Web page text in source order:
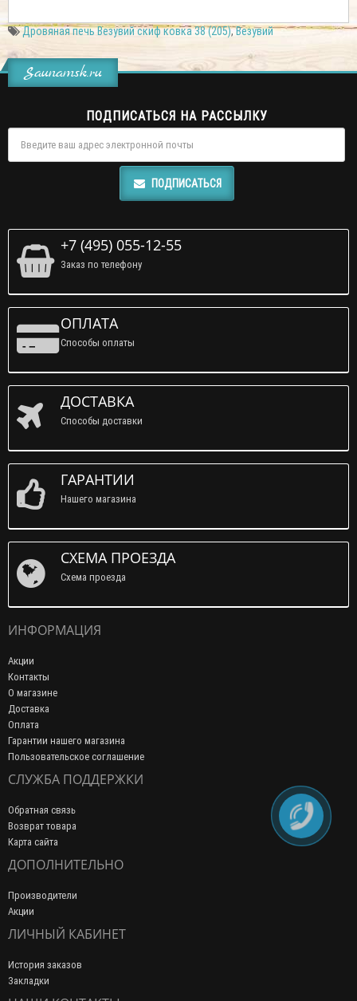
Дровяная печь Везувий скиф ковка 38 (205),Везувий
Saunamsk.ru
ПОДПИСАТЬСЯ НА РАССЫЛКУ
ПОДПИСАТЬСЯ
+7 (495) 055-12-55
Заказ по телефону
ОПЛАТА
Способы оплаты
ДОСТАВКА
Способы доставки
ГАРАНТИИ
Нашего магазина
СХЕМА ПРОЕЗДА
Схема проезда
ИНФОРМАЦИЯ
Акции
Контакты
О магазине
Доставка
Оплата
Гарантии нашего магазина
Пользовательское соглашение
СЛУЖБА ПОДДЕРЖКИ
Обратная связь
Возврат товара
Карта сайта
ДОПОЛНИТЕЛЬНО
Производители
Акции
ЛИЧНЫЙ КАБИНЕТ
История заказов
Закладки